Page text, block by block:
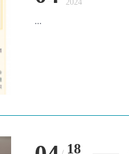
2024
...
18